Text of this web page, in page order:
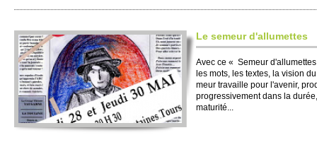
Le se­meur d'allumettes
Avec ce « Se­meur
les mots, les te­xtes, la vi­sion
meur travai­lle pour l'avenir,
progre­ssi­ve­ment dans la
maturité...